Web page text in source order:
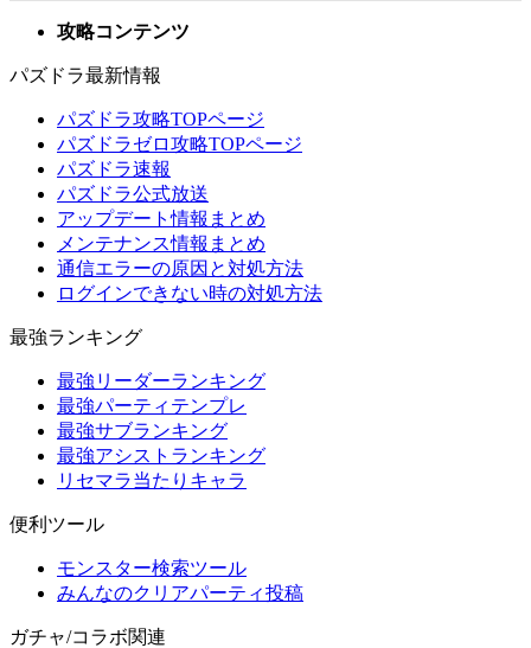
攻略コンテンツ
パズドラ最新情報
パズドラ攻略TOPページ
パズドラゼロ攻略TOPページ
パズドラ速報
パズドラ公式放送
アップデート情報まとめ
メンテナンス情報まとめ
通信エラーの原因と対処方法
ログインできない時の対処方法
最強ランキング
最強リーダーランキング
最強パーティテンプレ
最強サブランキング
最強アシストランキング
リセマラ当たりキャラ
便利ツール
モンスター検索ツール
みんなのクリアパーティ投稿
ガチャ/コラボ関連